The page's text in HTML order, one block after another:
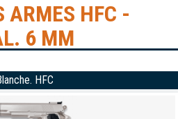
ARMES HFC -
6 MM
HFC